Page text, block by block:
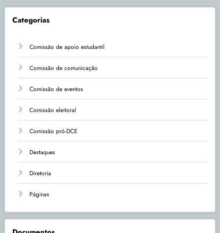
Categorias
Comissão de apoio estudantil
Comissão de comunicação
Comissão de eventos
Comissão eleitoral
Comissão pró-DCE
Destaques
Diretoria
Páginas